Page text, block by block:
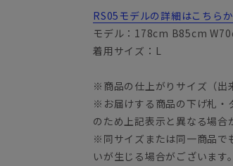
RS05モデルの詳細はこちら
モデル：178cm B85cm
着用サイズ：L
※商品の仕上がりサイズ（出
※お届けする商品の下げ札・
のため上記表示と異なる場合
※同サイズまたは同一商品で
いが生じる場合がございます。